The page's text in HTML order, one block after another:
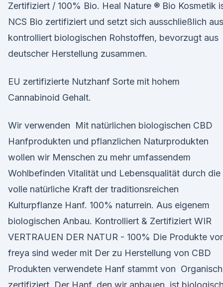
Zertifiziert / 100% Bio. Heal Nature ® Bio Kosmetik
NCS Bio zertifiziert und setzt sich ausschließlich aus
kontrolliert biologischen Rohstoffen, bevorzugt aus
deutscher Herstellung zusammen.
EU zertifizierte Nutzhanf Sorte mit hohem
Cannabinoid Gehalt.
Wir verwenden Mit natürlichen biologischen CBD
Hanfprodukten und pflanzlichen Naturprodukten
wollen wir Menschen zu mehr umfassendem
Wohlbefinden Vitalität und Lebensqualität durch die
volle natürliche Kraft der traditionsreichen
Kulturpflanze Hanf. 100% naturrein. Aus eigenem
biologischen Anbau. Kontrolliert & Zertifiziert WIR
VERTRAUEN DER NATUR - 100% Die Produkte
freya sind weder mit Der zu Herstellung von CBD
Produkten verwendete Hanf stammt von Organisch
zertifiziert. Der Hanf, den wir anbauen, ist